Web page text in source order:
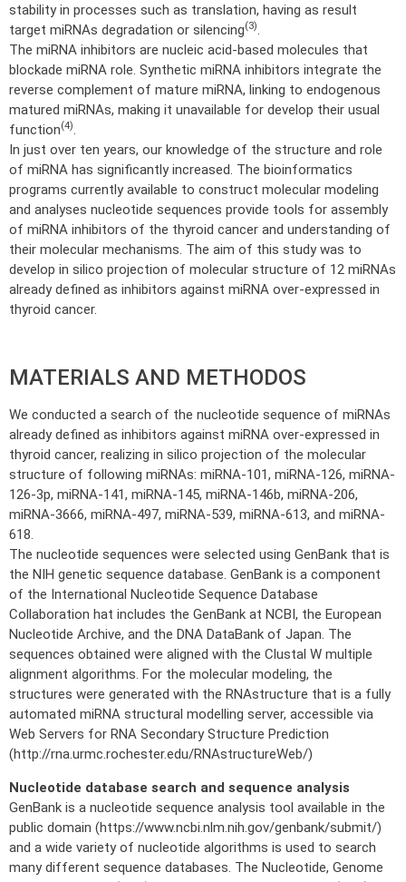
stability in processes such as translation, having as result
target miRNAs degradation or silencing(3)
The miRNA inhibitors are nucleic acid-based molecules that
blockade miRNA role. Synthetic miRNA inhibitors integrate the
reverse complement of mature miRNA, linking to endogenous
matured miRNAs, making it unavailable for develop their usual
function(4)
In just over ten years, our knowledge of the structure and role
of miRNA has significantly increased. The bioinformatics
programs currently available to construct molecular modeling
and analyses nucleotide sequences provide tools for assembly
of miRNA inhibitors of the thyroid cancer and understanding of
their molecular mechanisms. The aim of this study was to
develop in silico projection of molecular structure of 12 miRNAs
already defined as inhibitors against miRNA over-expressed in
thyroid cancer.
MATERIALS AND METHODOS
We conducted a search of the nucleotide sequence of miRNAs
already defined as inhibitors against miRNA over-expressed in
thyroid cancer, realizing in silico projection of the molecular
structure of following miRNAs: miRNA-101, miRNA-126, miRNA-
126-3p, miRNA-141, miRNA-145, miRNA-146b, miRNA-206,
miRNA-3666, miRNA-497, miRNA-539, miRNA-613, and miRNA-
618.
The nucleotide sequences were selected using GenBank that is
the NIH genetic sequence database. GenBank is a component
of the International Nucleotide Sequence Database
Collaboration hat includes the GenBank at NCBI, the European
Nucleotide Archive, and the DNA DataBank of Japan. The
sequences obtained were aligned with the Clustal W multiple
alignment algorithms. For the molecular modeling, the
structures were generated with the RNAstructure that is a fully
automated miRNA structural modelling server, accessible via
Web Servers for RNA Secondary Structure Prediction
(http://rna.urmc.rochester.edu/RNAstructureWeb/)
Nucleotide database search and sequence analysis
GenBank is a nucleotide sequence analysis tool available in the
public domain (https://www.ncbi.nlm.nih.gov/genbank/submit/)
and a wide variety of nucleotide algorithms is used to search
many different sequence databases. The Nucleotide, Genome